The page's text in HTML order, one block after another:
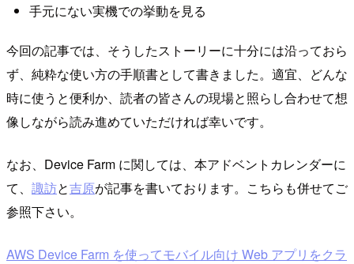
手元にない実機での挙動を見る
今回の記事では、そうしたストーリーに十分には沿っておら
ず、純粋な使い方の手順書として書きました。適宜、どんな
時に使うと便利か、読者の皆さんの現場と照らし合わせて想
像しながら読み進めていただければ幸いです。
なお、Device Farm に関しては、本アドベントカレンダーに
て、 諏訪と吉原が記事を書いております。こちらも併せてご
参照下さい。
AWS Device Farm を使ってモバイル向け Web アプリをクラ